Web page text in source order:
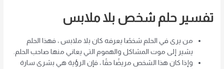
تفسير حلم شخص بلا ملابس
من يرى في الحلم شخصًا يعرفه كان بلا ملابس ، فهذا الحلم
يشير إلى موت المشاكل والهموم التي يعاني منها صاحب الحلم.
وإذا كان هذا الشخص مريضًا حقًا ، فإن الرؤية هي بشرى سارة